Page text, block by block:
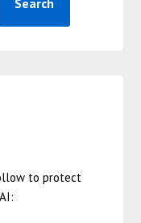
Search
to protect